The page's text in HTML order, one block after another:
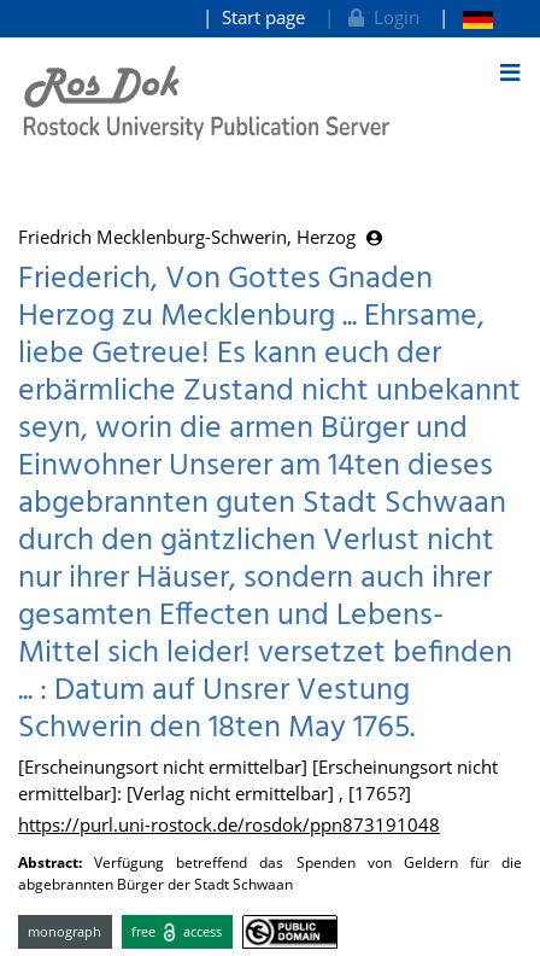
goto contents
Start page Login
Friedrich Mecklenburg-Schwerin, Herzog
Friederich, Von Gottes Gnaden
Herzog zu Mecklenburg ... Ehrsame,
liebe Getreue! Es kann euch der
erbärmliche Zustand nicht unbekannt
seyn, worin die armen Bürger und
Einwohner Unserer am 14ten dieses
abgebrannten guten Stadt Schwaan
durch den gäntzlichen Verlust nicht
nur ihrer Häuser, sondern auch ihrer
gesamten Effecten und Lebens-
Mittel sich leider! versetzet befinden
... : Datum auf Unsrer Vestung
Schwerin den 18ten May 1765.
[Erscheinungsort nicht ermittelbar] [Erscheinungsort nicht
ermittelbar]: [Verlag nicht ermittelbar] , [1765?]
https://purl.uni-rostock.de/rosdok/ppn873191048
Abstract:Verfügung betreffend das Spenden von Geldern für die
abgebrannten Bürger der Stadt Schwaan
monograph free access